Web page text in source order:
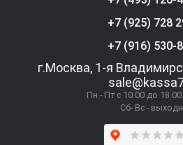
+7 (925) 728
+7 (916) 530-
г.Москва, 1-я
Пн - Пт с 10.00 до
Сб- Вс -